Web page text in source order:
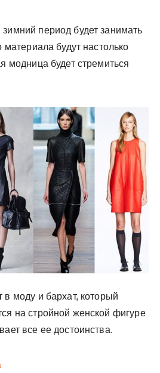
период будет занимать
материала будут настолько
модница будет стремиться
в моду и бархат, который
на стройной женской фигуре
все ее достоинства.